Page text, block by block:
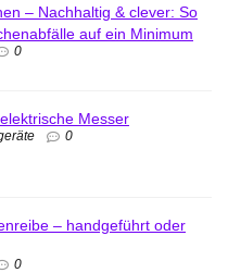
– Nachhaltig & clever: So
auf ein Minimum
0
Messer
0
– handgeführt oder
0